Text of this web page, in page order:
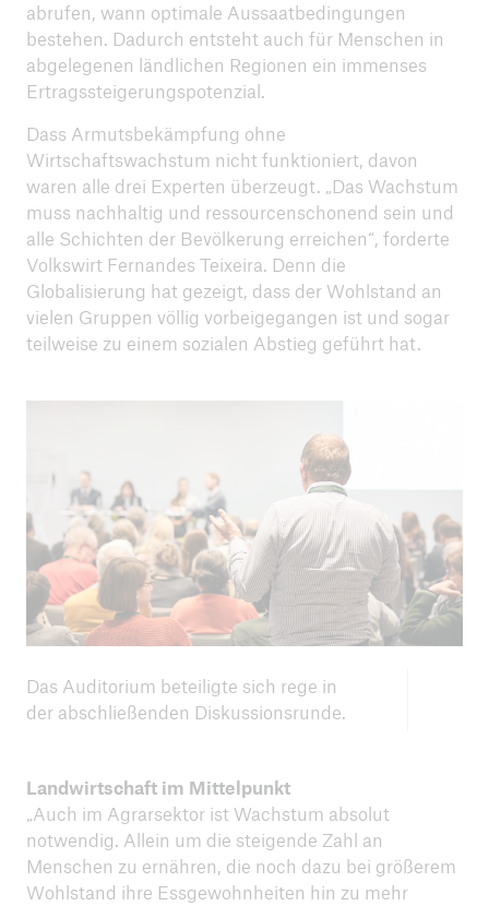
abrufen, wann optimale Aussaatbedingungen
bestehen. Dadurch entsteht auch für Menschen in
abgelegenen ländlichen Regionen ein immenses
Ertragssteigerungspotenzial.
Dass Armutsbekämpfung ohne
Wirtschaftswachstum nicht funktioniert, davon
waren alle drei Experten überzeugt. „Das Wachstum
muss nachhaltig und ressourcenschonend sein und
alle Schichten der Bevölkerung erreichen“, forderte
Volkswirt Fernandes Teixeira. Denn die
Globalisierung hat gezeigt, dass der Wohlstand an
vielen Gruppen völlig vorbeigegangen ist und sogar
teilweise zu einem sozialen Abstieg geführt hat.
Das Auditorium beteiligte sich rege in
der abschließenden Diskussionsrunde.
Landwirtschaft im Mittelpunkt
„Auch im Agrarsektor ist Wachstum absolut
notwendig. Allein um die steigende Zahl an
Menschen zu ernähren, die noch dazu bei größerem
Wohlstand ihre Essgewohnheiten hin zu mehr